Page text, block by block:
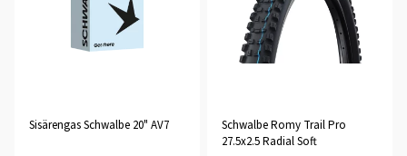
Sisärengas Schwalbe 20" AV7
Schwalbe Romy Trail Pro
27.5x2.5 Radial Soft